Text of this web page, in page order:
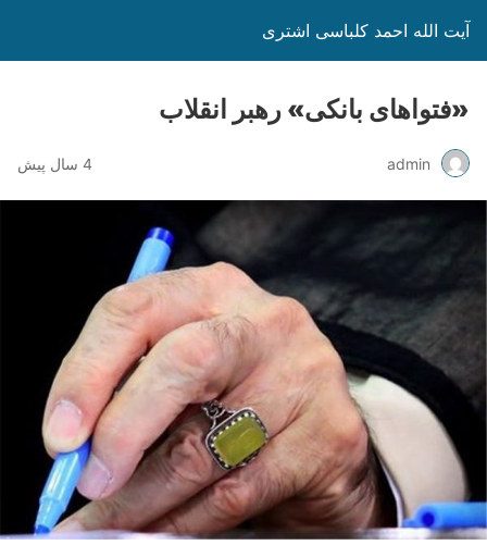
آیت الله احمد کلباسی اشتری
«فتواهای بانکی» رهبر انقلاب
admin 4 سال پیش